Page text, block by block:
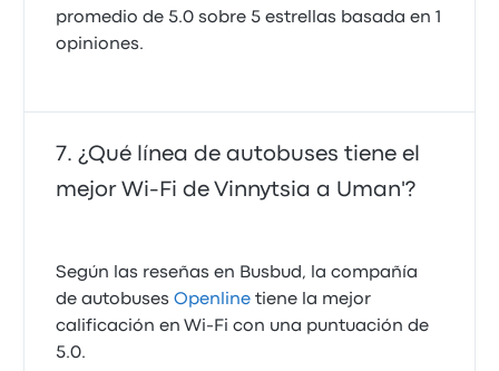
promedio de 5.0 sobre 5 estrellas basada en 1
opiniones.
¿Qué línea de autobuses tiene el
mejor Wi‑Fi de Vinnytsia a Uman'?
Según las reseñas en Busbud, la compañía
de autobusesOpenline tiene la mejor
calificación en Wi‑Fi con una puntuación de
5.0.